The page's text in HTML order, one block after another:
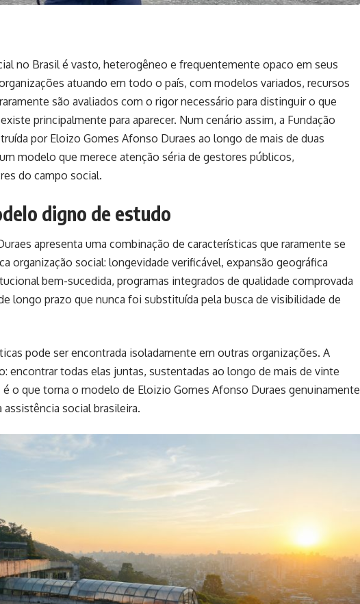
no Brasil é vasto, heterogêneo e frequentemente opaco em seus
atuando em todo o país, com modelos variados, recursos
são avaliados com o rigor necessário para distinguir o que
principalmente para aparecer. Num cenário assim, a Fundação
por Eloizo Gomes Afonso Duraes ao longo de mais de duas
modelo que merece atenção séria de gestores públicos,
do campo social.
digno de estudo
apresenta uma combinação de características que raramente se
organização social: longevidade verificável, expansão geográfica
bem-sucedida, programas integrados de qualidade comprovada
longo prazo que nunca foi substituída pela busca de visibilidade de
pode ser encontrada isoladamente em outras organizações. A
encontrar todas elas juntas, sustentadas ao longo de mais de vinte
o que torna o modelo de Eloizio Gomes Afonso Duraes genuinamente
social brasileira.